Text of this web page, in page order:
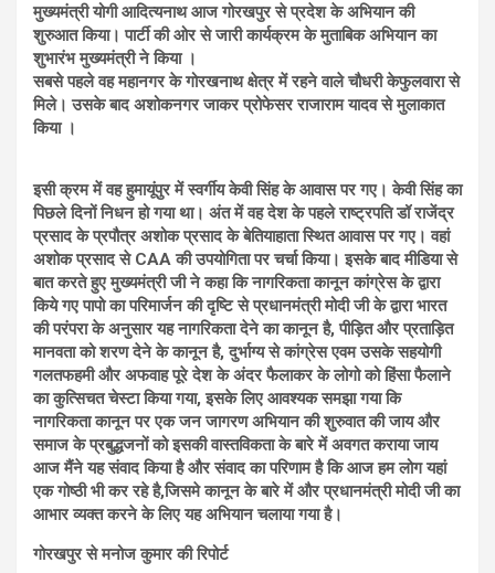
मुख्यमंत्री योगी आदित्यनाथ आज गोरखपुर से प्रदेश के अभियान की
शुरुआत किया। पार्टी की ओर से जारी कार्यक्रम के मुताबिक अभियान का
शुभारंभ मुख्यमंत्री ने किया ।
सबसे पहले वह महानगर के गोरखनाथ क्षेत्र में रहने वाले चौधरी केफुलवारा से
मिले। उसके बाद अशोकनगर जाकर प्रोफेसर राजाराम यादव से मुलाकात
किया ।
इसी क्रम में वह हुमायूंपुर में स्वर्गीय केवी सिंह के आवास पर गए। केवी सिंह का
पिछले दिनों निधन हो गया था। अंत में वह देश के पहले राष्ट्रपति डॉ राजेंद्र
प्रसाद के प्रपौत्र अशोक प्रसाद के बेतियाहाता स्थित आवास पर गए। वहां
अशोक प्रसाद से CAA की उपयोगिता पर चर्चा किया। इसके बाद मीडिया से
बात करते हुए मुख्यमंत्री जी ने कहा कि नागरिकता कानून कांग्रेस के द्वारा
किये गए पापो का परिमार्जन की दृष्टि से प्रधानमंत्री मोदी जी के द्वारा भारत
की परंपरा के अनुसार यह नागरिकता देने का कानून है, पीड़ित और प्रताड़ित
मानवता को शरण देने के कानून है, दुर्भाग्य से कांग्रेस एवम उसके सहयोगी
गलतफहमी और अफवाह पूरे देश के अंदर फैलाकर के लोगो को हिंसा फैलाने
का कुत्सिचत चेस्टा किया गया, इसके लिए आवश्यक समझा गया कि
नागरिकता कानून पर एक जन जागरण अभियान की शुरुवात की जाय और
समाज के प्रबुद्धजनों को इसकी वास्तविकता के बारे में अवगत कराया जाय
आज मैंने यह संवाद किया है और संवाद का परिणाम है कि आज हम लोग यहां
एक गोष्ठी भी कर रहे है,जिसमे कानून के बारे में और प्रधानमंत्री मोदी जी का
आभार व्यक्त करने के लिए यह अभियान चलाया गया है।
गोरखपुर से मनोज कुमार की रिपोर्ट